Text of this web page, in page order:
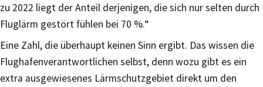
zu 2022 liegt der Anteil derjenigen, die sich nur selten durch
Fluglärm gestört fühlen bei 70 %.“
Eine Zahl, die überhaupt keinen Sinn ergibt. Das wissen die
Flughafenverantwortlichen selbst, denn wozu gibt es ein
extra ausgewiesenes Lärmschutzgebiet direkt um den